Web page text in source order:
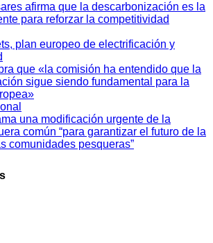
afirma que la descarbonización es la
para reforzar la competitividad
plan europeo de electrificación y
que «la comisión ha entendido que la
sigue siendo fundamental para la
una modificación urgente de la
común “para garantizar el futuro de la
comunidades pesqueras”